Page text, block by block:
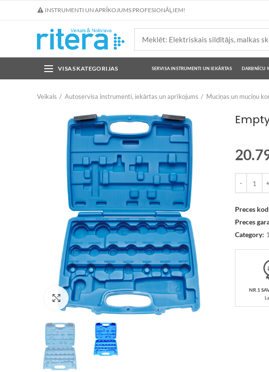
INSTRUMENTI UN APRĪKOJUMS PROFESIONĀĻIEM!
VISAS KATEGORIJAS SERVISA INSTRUMENTI UN IEKĀRTAS DARBNĪCU
Veikals Autoservisa instrumenti, iekārtas un aprīkojums Muciņas un muciņu
Palielināt attēlu
Preces
Preces
Category:
NR.1